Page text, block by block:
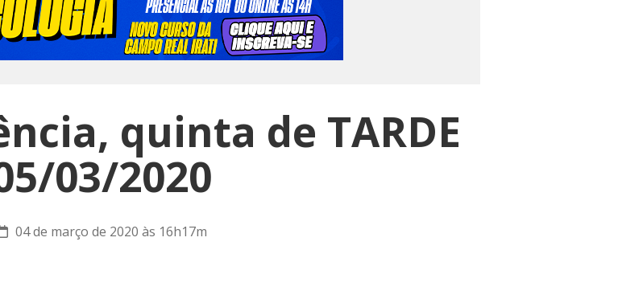
quinta de TARDE
03/2020
04 de março de 2020 às 16h17m